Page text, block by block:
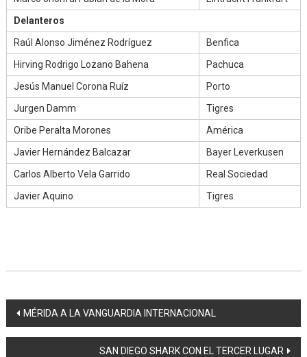
Delanteros
Raúl Alonso Jiménez Rodríguez
Benfica
Hirving Rodrigo Lozano Bahena
Pachuca
Jesús Manuel Corona Ruíz
Porto
Jurgen Damm
Tigres
Oribe Peralta Morones
América
Javier Hernández Balcazar
Bayer Leverkusen
Carlos Alberto Vela Garrido
Real Sociedad
Javier Aquino
Tigres
Navegación
de
MÉRIDA A LA VANGUARDIA INTERNACIONAL
SAN DIEGO SHARK CON EL TERCER LUGAR